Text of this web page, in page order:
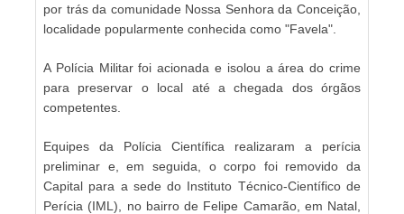
por trás da comunidade Nossa Senhora da Conceição,
localidade popularmente conhecida como "Favela".
A Polícia Militar foi acionada e isolou a área do crime
para preservar o local até a chegada dos órgãos
competentes.
Equipes da Polícia Científica realizaram a perícia
preliminar e, em seguida, o corpo foi removido da
Capital para a sede do Instituto Técnico-Científico de
Perícia (IML), no bairro de Felipe Camarão, em Natal,